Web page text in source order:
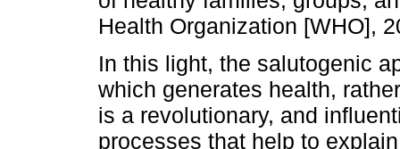
Health Organization [WHO],
In this light, the salutogenic
which generates health,
is a revolutionary, and
processes that help to